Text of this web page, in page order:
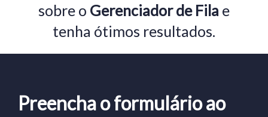
sobre o Gerenciador de Fila e
tenha ótimos resultados.
Preencha o formulário ao